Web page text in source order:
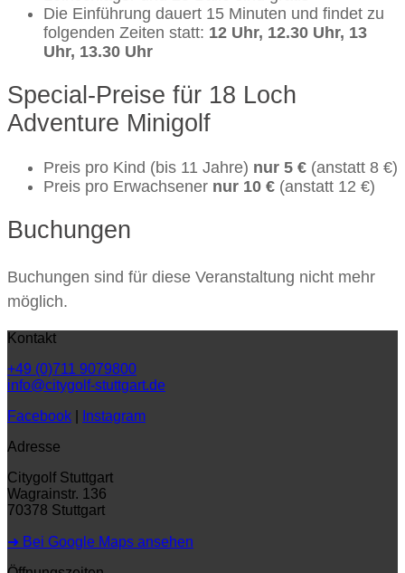
Die Einführung dauert 15 Minuten und findet zu
folgenden Zeiten statt: 12 Uhr, 12.30 Uhr, 13
Uhr, 13.30 Uhr
Special-Preise für 18 Loch
Adventure Minigolf
Preis pro Kind (bis 11 Jahre) nur 5 € (anstatt 8 €)
Preis pro Erwachsener nur 10 € (anstatt 12 €)
Buchungen
Buchungen sind für diese Veranstaltung nicht mehr
möglich.
Kontakt
+49 (0)711 9079800
info@citygolf-stuttgart.de
Facebook
Instagram
Adresse
Citygolf Stuttgart
Wagrainstr. 136
70378 Stuttgart
➜ Bei Google Maps ansehen